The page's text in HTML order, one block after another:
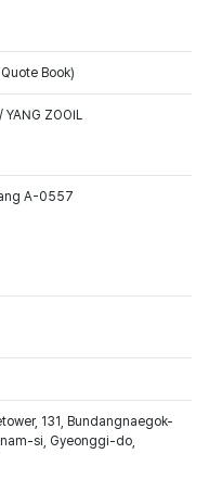
Book)
ZOOIL
A-0557
131, Bundangnaegok-
si, Gyeonggi-do,